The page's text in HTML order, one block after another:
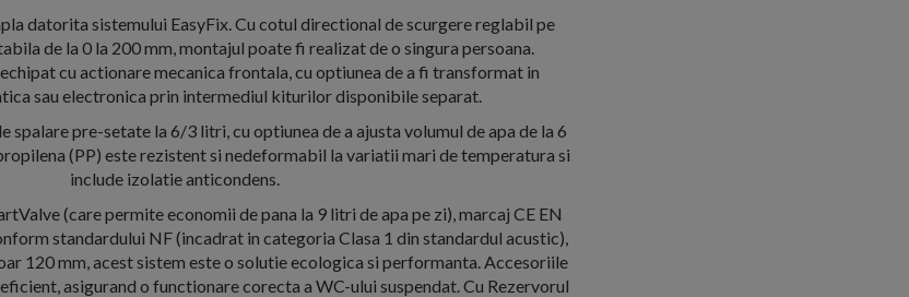
datorita sistemului EasyFix. Cu cotul directional de scurgere reglabil pe
de la 0 la 200 mm, montajul poate fi realizat de o singura persoana.
cu actionare mecanica frontala, cu optiunea de a fi transformat in
sau electronica prin intermediul kiturilor disponibile separat.
spalare pre-setate la 6/3 litri, cu optiunea de a ajusta volumul de apa de la 6
(PP) este rezistent si nedeformabil la variatii mari de temperatura si
include izolatie anticondens.
(care permite economii de pana la 9 litri de apa pe zi), marcaj CE EN
standardului NF (incadrat in categoria Clasa 1 din standardul acustic),
120 mm, acest sistem este o solutie ecologica si performanta. Accesoriile
asigurand o functionare corecta a WC-ului suspendat. Cu Rezervorul